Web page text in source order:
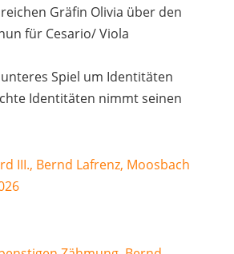
Gräfin Olivia über den
für Cesario/ Viola
Spiel um Identitäten
Identitäten nimmt seinen
III., Bernd Lafrenz, Moosbach